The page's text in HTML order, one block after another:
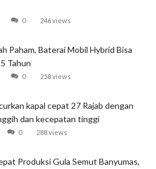
0 246 views
Paham, Baterai Mobil Hybrid Bisa
Tahun
0 258 views
kapal cepat 27 Rajab dengan
dan kecepatan tinggi
0 288 views
Produksi Gula Semut Banyumas,